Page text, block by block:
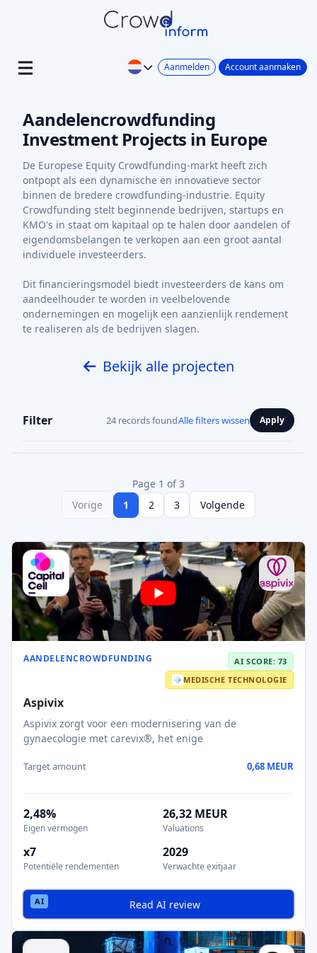
Aanmelden Account aanmaken
Aandelencrowdfunding
Investment Projects in Europe
De Europese Equity Crowdfunding-markt heeft zich
ontpopt als een dynamische en innovatieve sector
binnen de bredere crowdfunding-industrie. Equity
Crowdfunding stelt beginnende bedrijven, startups en
KMO's in staat om kapitaal op te halen door aandelen of
eigendomsbelangen te verkopen aan een groot aantal
individuele investeerders.
Dit financieringsmodel biedt investeerders de kans om
aandeelhouder te worden in veelbelovende
ondernemingen en mogelijk een aanzienlijk rendement
te realiseren als de bedrijven slagen.
Bekijk alle projecten
Filter 24 records foundAlle filters wissen Apply
Page 1 of 3
Vorige
1 2 3 Volgende
AANDELENCROWDFUNDING
AI SCORE: 73
MEDISCHE TECHNOLOGIE
Aspivix
Aspivix zorgt voor een modernisering van de
gynaecologie met carevix®, het enige
Target amount 0,68 MEUR
2,48%
Eigen vermogen
26,32 MEUR
Valuations
x7
Potentiële rendementen
2029
Verwachte exitjaar
Read AI review